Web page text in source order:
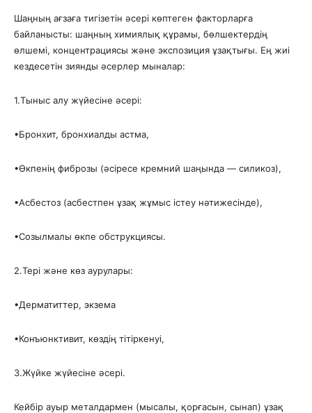
Шаңның ағзаға тигізетін әсері көптеген факторларға
байланысты: шаңның химиялық құрамы, бөлшектердің
өлшемі, концентрациясы және экспозиция ұзақтығы. Ең жиі
кездесетін зиянды әсерлер мыналар:
​1.​Тыныс алу жүйесіне әсері:
​•​Бронхит, бронхиалды астма,
​•​Өкпенің фиброзы (әсіресе кремний шаңында — силикоз),
​•​Асбестоз (асбестпен ұзақ жұмыс істеу нәтижесінде),
​•​Созылмалы өкпе обструкциясы.
​2.​Тері және көз аурулары:
​•​Дерматиттер, экзема
​•​Конъюнктивит, көздің тітіркенуі,
​3.​Жүйке жүйесіне әсері.
Кейбір ауыр металдармен (мысалы, қорғасын, сынап) ұзақ